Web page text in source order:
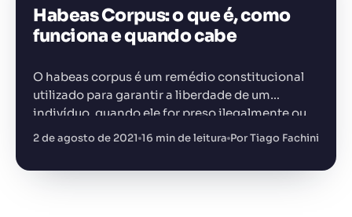
Habeas Corpus: o que é, como
funciona e quando cabe
O habeas corpus é um remédio constitucional
utilizado para garantir a liberdade de um
indivíduo, quando ele for preso ilegalmente ou
sofrer ameaça de prisão, por conta de ato ilegal
ou realizado…
2 de agosto de 2021 16 min de leitura Por Tiago Fachini
FERRAMENTA RECOMENDADA PARA ESTE
CONTEÚDO
Análise de Riscos Contratuais
+14.000 juristas